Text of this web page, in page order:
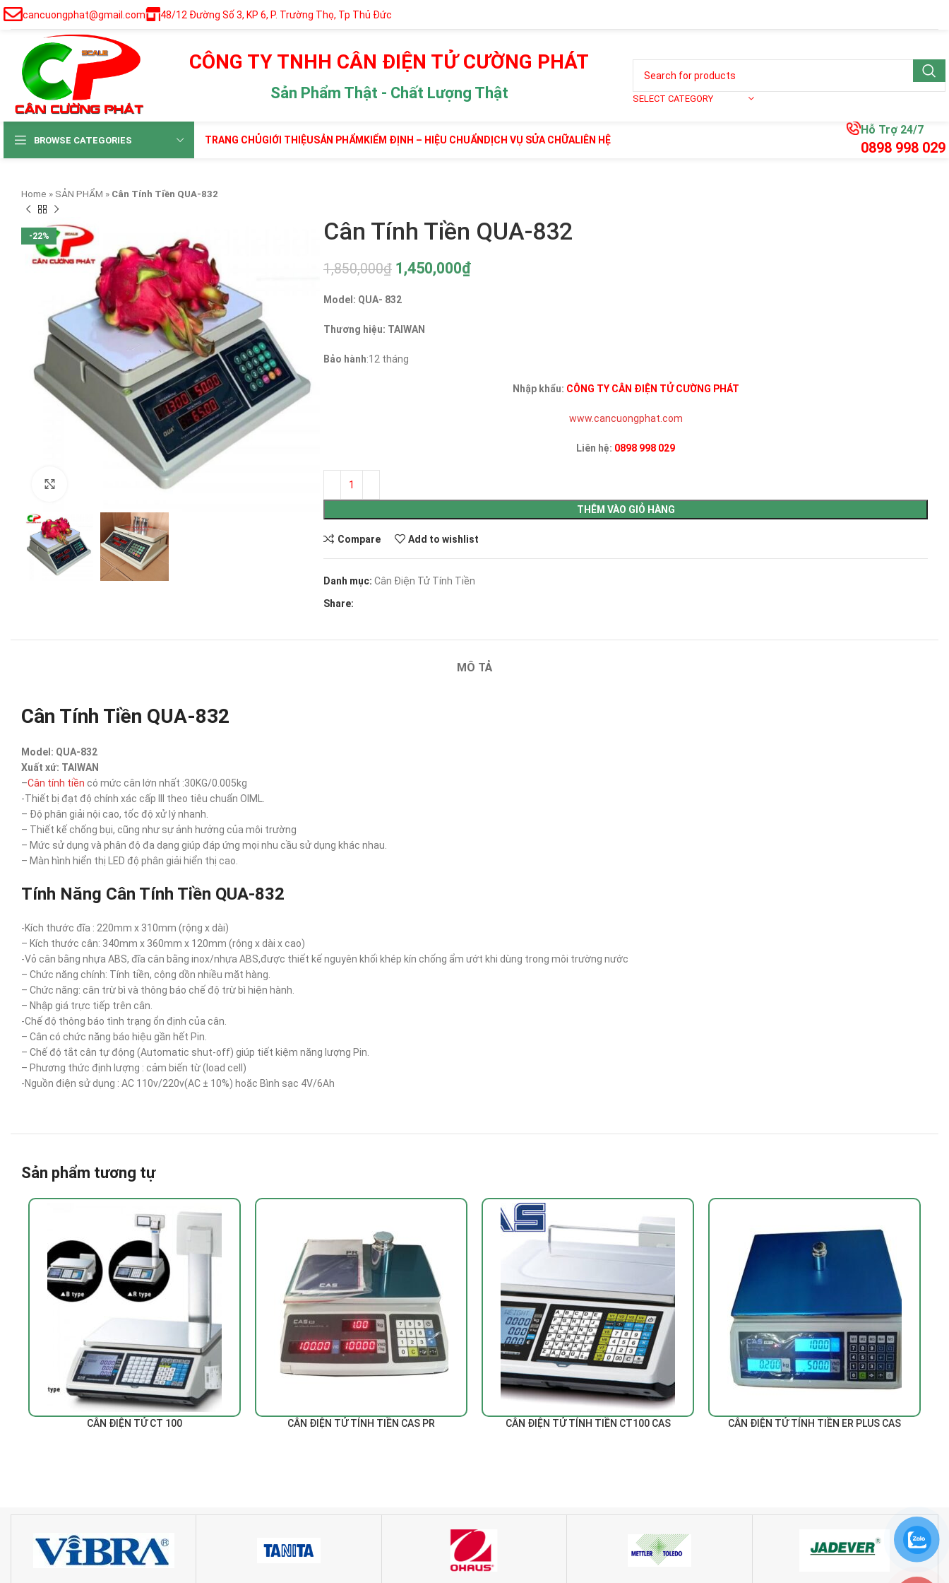
cancuongphat@gmail.com 48/12 Đường Số 3, KP 6, P. Trường Thọ, Tp Thủ Đức
CÔNG TY TNHH CÂN ĐIỆN TỬ CƯỜNG PHÁT
Sản Phẩm Thật - Chất Lượng Thật SELECT CATEGORY
BROWSE CATEGORIES TRANG CHỦGIỚI THIỆUSẢN PHẨM KIỂM ĐỊNH – HIỆU CHUẨN DỊCH VỤ SỬA CHỮALIÊN HỆ
Hỗ Trợ 24/7
0898 998 029
Home » SẢN PHẨM » Cân Tính Tiền QUA-832
-22% Cân Tính Tiền QUA-832
1,850,000₫ 1,450,000₫
Model: QUA- 832
Thương hiệu: TAIWAN
Bảo hành:12 tháng
Nhập khẩu: CÔNG TY CÂN ĐIỆN TỬ CƯỜNG PHÁT
www.cancuongphat.com
Liên hệ: 0898 998 029
THÊM VÀO GIỎ HÀNG
Compare Add to wishlist
Danh mục: Cân Điện Tử Tính Tiền
Share:
MÔ TẢ
Cân Tính Tiền QUA-832
Model: QUA-832
Xuất xứ: TAIWAN
–Cân tính tiền có mức cân lớn nhất :30KG/0.005kg
-Thiết bị đạt độ chính xác cấp III theo tiêu chuẩn OIML.
– Độ phân giải nội cao, tốc độ xử lý nhanh.
– Thiết kế chống bụi, cũng như sự ảnh hưởng của môi trường
– Mức sử dụng và phân độ đa dạng giúp đáp ứng mọi nhu cầu sử dụng khác nhau.
– Màn hình hiển thị LED độ phân giải hiển thị cao.
Tính Năng Cân Tính Tiền QUA-832
-Kích thước đĩa : 220mm x 310mm (rộng x dài)
– Kích thước cân: 340mm x 360mm x 120mm (rộng x dài x cao)
-Vỏ cân bằng nhựa ABS, đĩa cân bằng inox/nhựa ABS,được thiết kế nguyên khối khép kín chống ẩm ướt khi dùng trong môi trường nước
– Chức năng chính: Tính tiền, cộng dồn nhiều mặt hàng.
– Chức năng: cân trừ bì và thông báo chế độ trừ bì hiện hành.
– Nhập giá trực tiếp trên cân.
-Chế độ thông báo tình trạng ổn định của cân.
– Cân có chức năng báo hiệu gần hết Pin.
– Chế độ tắt cân tự động (Automatic shut-off) giúp tiết kiệm năng lượng Pin.
– Phương thức định lượng : cảm biến từ (load cell)
-Nguồn điện sử dụng : AC 110v/220v(AC ± 10%) hoặc Bình sạc 4V/6Ah
Sản phẩm tương tự
CÂN ĐIỆN TỬ CT 100 ĐỌC TIẾPCÂN ĐIỆN TỬ TÍNH TIỀN CAS PR ĐỌC TIẾP
CÂN ĐIỆN TỬ TÍNH TIỀN CT100 CAS ĐỌC TIẾP
CÂN ĐIỆN TỬ TÍNH TIỀN ER PLUS CAS